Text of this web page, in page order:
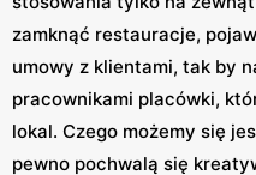
zamknąć restauracje,
umowy z klientami, tak by
pracownikami placówki,
lokal. Czego możemy się
pewno pochwalą się